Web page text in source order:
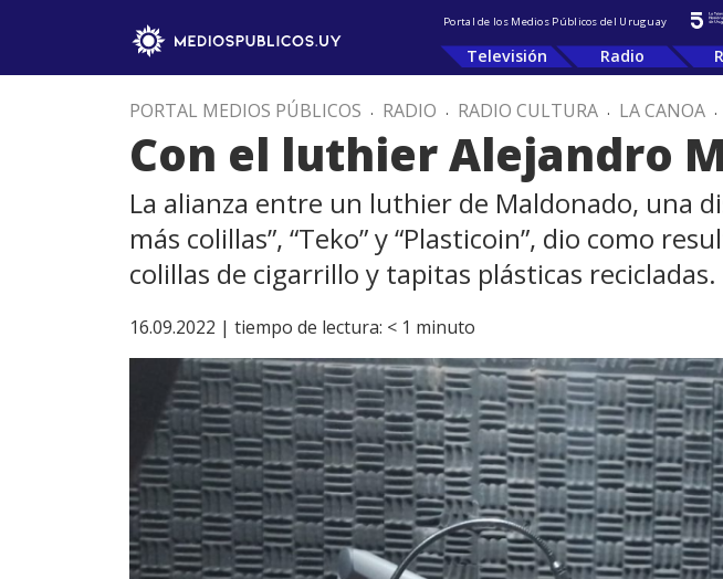
Portal de los Medios Públicos del Uruguay
Televisión Radio
PORTAL MEDIOS PÚBLICOS . RADIO . RADIO CULTURA . LA CANOA .
Con el luthier Alejandro
La alianza entre un luthier de Maldonado, una
más colillas”, “Teko” y “Plasticoin”, dio como
colillas de cigarrillo y tapitas plásticas
16.09.2022 | tiempo de lectura: < 1 minuto